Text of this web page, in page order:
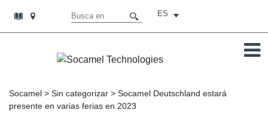
ES
Socamel > Sin categorizar > Socamel Deutschland estará
presente en varias ferias en 2023